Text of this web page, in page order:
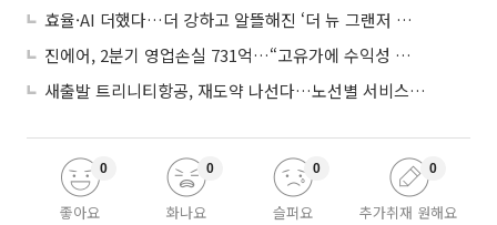
효율·AI 더했다…더 강하고 알뜰해진 ‘더 뉴 그랜저 하이브리드’
진에어, 2분기 영업손실 731억…“고유가에 수익성 악화”
새출발 트리니티항공, 재도약 나선다…노선별 서비스 차별화
좋아요
0
화나요
0
슬퍼요
0
추가취재 원해요
0